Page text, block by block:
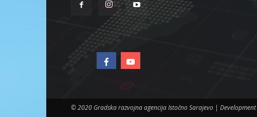
© 2020 Gradska razvojna agencija Istočno Sarajevo | Development